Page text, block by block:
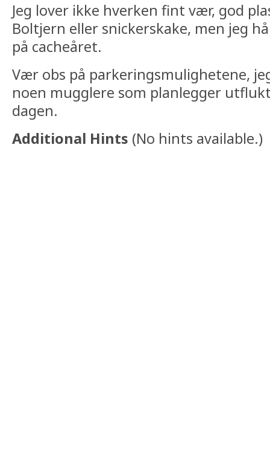
Jeg lover ikke hverken fint vær, god
Boltjern eller snickerskake, men jeg
på cacheåret.
Vær obs på parkeringsmulighetene,
noen mugglere som planlegger
dagen.
Additional Hints (No hints available.)